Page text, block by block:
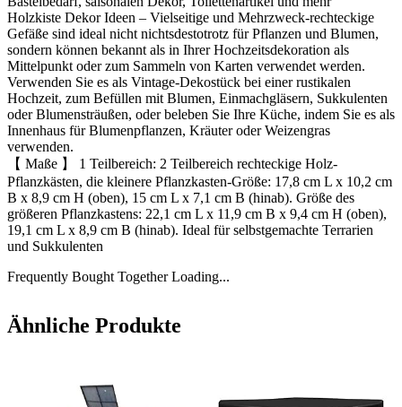
Holzkiste Dekor Ideen – Vielseitige und Mehrzweck-rechteckige
Gefäße sind ideal nicht nichtsdestotrotz für Pflanzen und Blumen,
sondern können bekannt als in Ihrer Hochzeitsdekoration als
Mittelpunkt oder zum Sammeln von Karten verwendet werden.
Verwenden Sie es als Vintage-Dekostück bei einer rustikalen
Hochzeit, zum Befüllen mit Blumen, Einmachgläsern, Sukkulenten
oder Blumensträußen, oder beleben Sie Ihre Küche, indem Sie es als
Innenhaus für Blumenpflanzen, Kräuter oder Weizengras
verwenden.
【 Maße 】 1 Teilbereich: 2 Teilbereich rechteckige Holz-
Pflanzkästen, die kleinere Pflanzkasten-Größe: 17,8 cm L x 10,2 cm
B x 8,9 cm H (oben), 15 cm L x 7,1 cm B (hinab). Größe des
größeren Pflanzkastens: 22,1 cm L x 11,9 cm B x 9,4 cm H (oben),
19,1 cm L x 8,9 cm B (hinab). Ideal für selbstgemachte Terrarien
und Sukkulenten
Frequently Bought Together Loading...
Ähnliche Produkte